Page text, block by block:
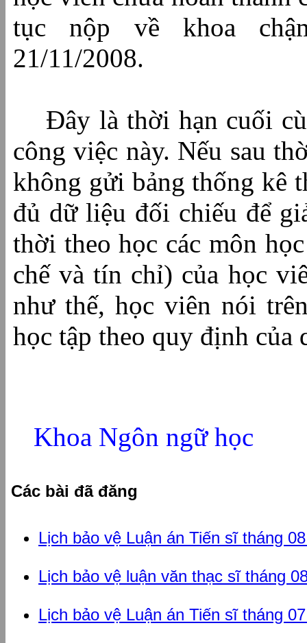
tục nộp về khoa
21/11/2008.
Đây là thời hạn cuối
công việc này. Nếu sau
không gửi bảng thống kê
đủ dữ liệu đối chiếu để
thời theo học các môn
chế và tín chỉ) của học
như thế, học viên nói
học tập theo quy định
Khoa Ngôn ngữ học
Các bài đã đăng
Lịch bảo vệ Luận án Tiến sĩ tháng
Lịch bảo vệ luận văn thạc sĩ tháng
Lịch bảo vệ Luận án Tiến sĩ tháng